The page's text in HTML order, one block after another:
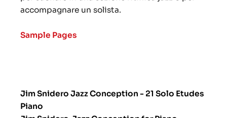
accompagnare un solista.
Sample Pages
Jim Snidero Jazz Conception - 21 Solo Etudes
Piano